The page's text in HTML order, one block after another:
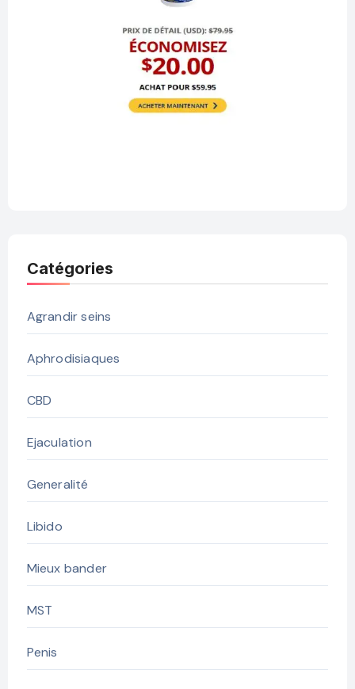
Catégories
Agrandir seins
Aphrodisiaques
CBD
Ejaculation
Generalité
Libido
Mieux bander
MST
Penis